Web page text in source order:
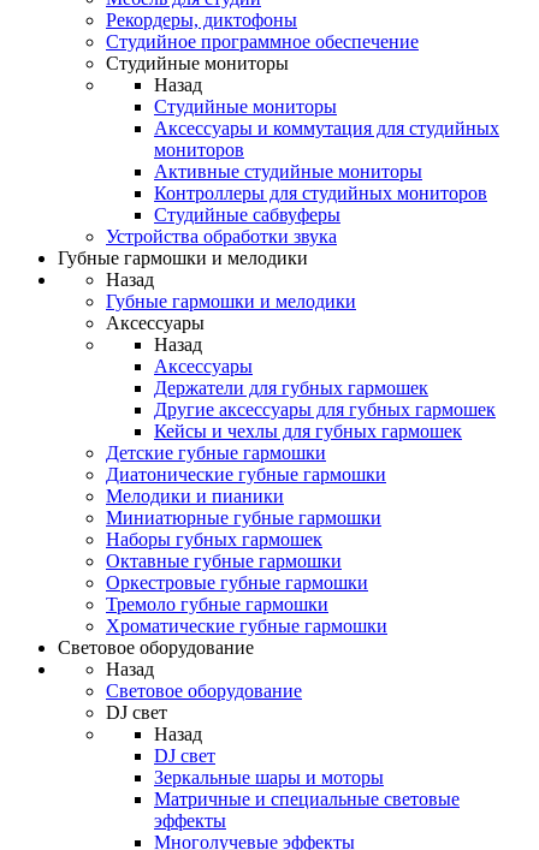
Рекордеры, диктофоны
Студийное программное обеспечение
Студийные мониторы
Назад
Студийные мониторы
Аксессуары и коммутация для студийных
мониторов
Активные студийные мониторы
Контроллеры для студийных мониторов
Студийные сабвуферы
Устройства обработки звука
Губные гармошки и мелодики
Назад
Губные гармошки и мелодики
Аксессуары
Назад
Аксессуары
Держатели для губных гармошек
Другие аксессуары для губных гармошек
Кейсы и чехлы для губных гармошек
Детские губные гармошки
Диатонические губные гармошки
Мелодики и пианики
Миниатюрные губные гармошки
Наборы губных гармошек
Октавные губные гармошки
Оркестровые губные гармошки
Тремоло губные гармошки
Хроматические губные гармошки
Световое оборудование
Назад
Световое оборудование
DJ свет
Назад
DJ свет
Зеркальные шары и моторы
Матричные и специальные световые
эффекты
Многолучевые эффекты